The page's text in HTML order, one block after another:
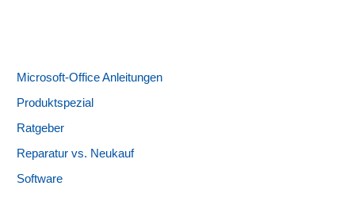
Microsoft-Office Anleitungen
Produktspezial
Ratgeber
Reparatur vs. Neukauf
Software